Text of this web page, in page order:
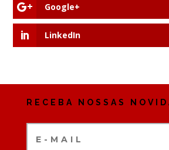
Google+
LinkedIn
RECEBA NOSSAS